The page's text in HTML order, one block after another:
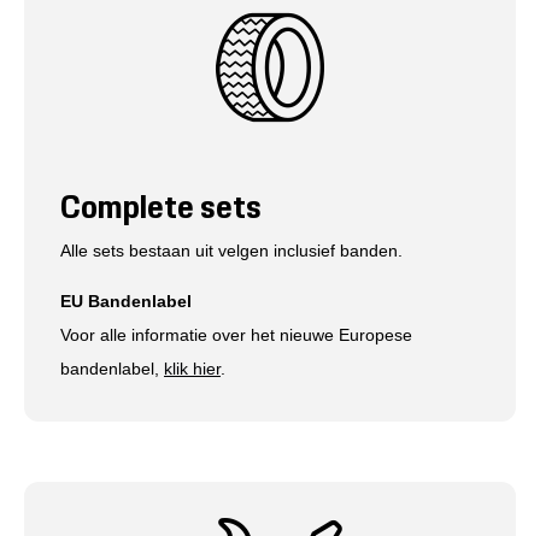
Complete sets
Alle sets bestaan uit velgen inclusief banden.
EU Bandenlabel
Voor alle informatie over het nieuwe Europese
bandenlabel, klik hier.